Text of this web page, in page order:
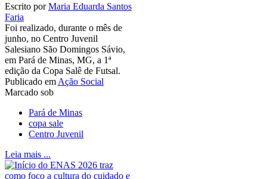
Escrito porMaria Eduarda Santos
Faria
Foi realizado, durante o mês de
junho, no Centro Juvenil
Salesiano São Domingos Sávio,
em Pará de Minas, MG, a 1ª
edição da Copa Salê de Futsal.
Publicado em Ação Social
Marcado sob
Pará de Minas
copa sale
Centro Juvenil
Leia mais ...